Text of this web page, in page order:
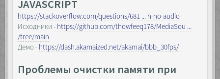
JAVASCRIPT
https://stackoverflow.com/questions/681 ... h-no-audio
Исходники - https://github.com/thowfeeq178/MediaSou ...
/tree/main
Демо - https://dash.akamaized.net/akamai/bbb_30fps/
Проблемы очистки памяти при